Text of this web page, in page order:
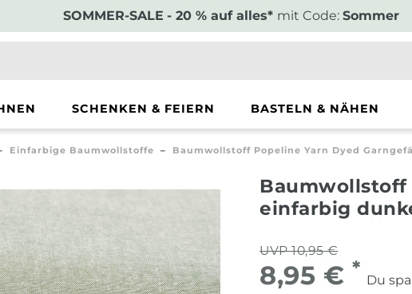
SOMMER-SALE - 20 % auf alles* mit Code: Sommer
SCHENKEN & FEIERN BASTELN & NÄHEN
Einfarbige Baumwollstoffe Baumwollstoff Popeline Yarn Dyed
Baumwollstoff
einfarbig
UVP 10,95 €
8,95 € *
Du